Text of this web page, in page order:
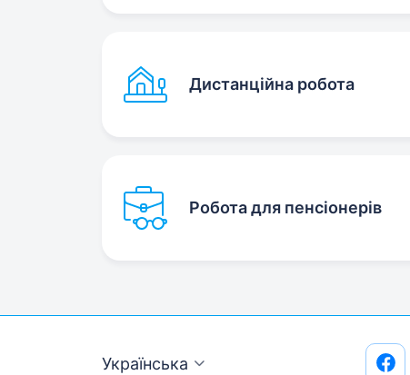
Дистанційна робота
Робота для пенсіонерів
Українська